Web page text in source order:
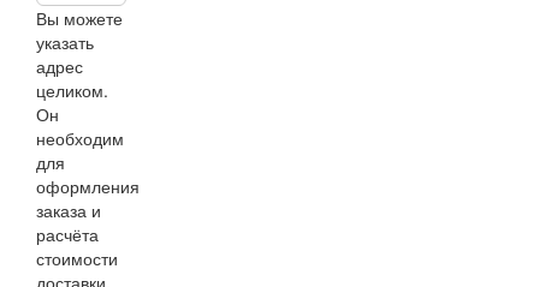
Вы можете
указать
адрес
целиком.
Он
необходим
для
оформления
заказа и
расчёта
стоимости
доставки.